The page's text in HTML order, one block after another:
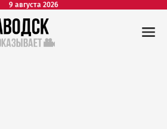
9 августа 2026